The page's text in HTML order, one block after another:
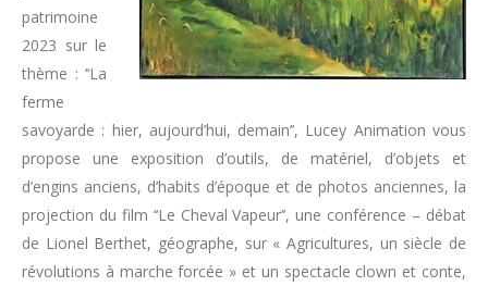
patrimoine
2023 sur le
thème : ‘‘La
ferme
savoyarde : hier, aujourd’hui, demain’’, Lucey Animation vous
propose une exposition d’outils, de matériel, d’objets et
d’engins anciens, d’habits d’époque et de photos anciennes, la
projection du film ‘‘Le Cheval Vapeur’’, une conférence – débat
de Lionel Berthet, géographe, sur « Agricultures, un siècle de
révolutions à marche forcée » et un spectacle clown et conte,